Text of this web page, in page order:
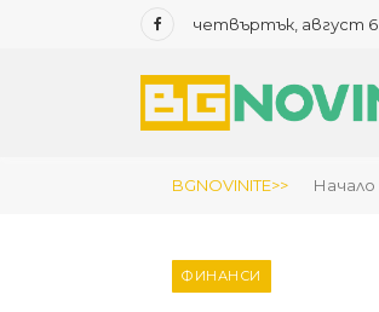
Facebook
четвъртък, август 6
BGNOVINITE>> Начало
ФИНАНСИ